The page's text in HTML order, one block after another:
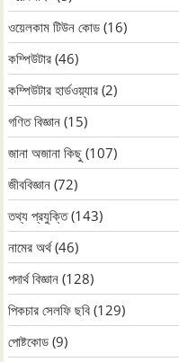
ওয়েলকাম টিউন কোড (16)
কম্পিউটার (46)
কম্পিউটার হার্ডওয়্যার (2)
গণিত বিজ্ঞান (15)
জানা অজানা কিছু (107)
জীববিজ্ঞান (72)
তথ্য প্রযুক্তি(143)
নামের অর্থ(46)
পদার্থ বিজ্ঞান (128)
পিকচার সেলফি ছবি (129)
পোষ্টকোড (9)